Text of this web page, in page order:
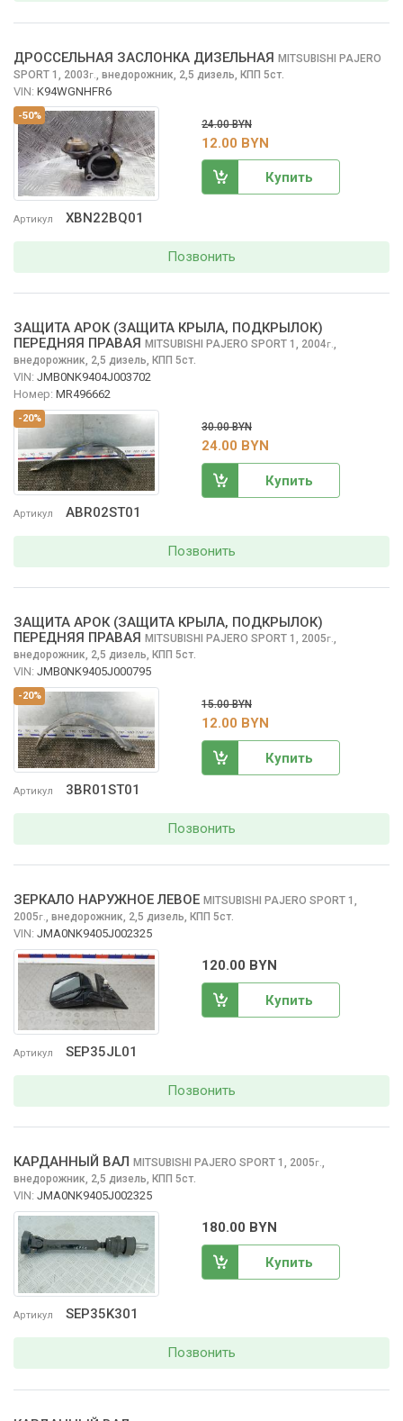
-50%
Артикул XBN22BQ01
ДРОССЕЛЬНАЯ ЗАСЛОНКА ДИЗЕЛЬНАЯ MITSUBISHI PAJERO
SPORT 1, 2003г. внедорожник, 2,5 дизель, КПП 5ст.
VIN: K94WGNHFR6
24.00 BYN
12.00 BYN
Купить
Позвонить
-20%
Артикул ABR02ST01
ЗАЩИТА АРОК (ЗАЩИТА КРЫЛА, ПОДКРЫЛОК)
ПЕРЕДНЯЯ ПРАВАЯ MITSUBISHI PAJERO SPORT 1, 2004г.,
внедорожник, 2,5 дизель, КПП 5ст.
VIN: JMB0NK9404J003702
Номер: MR496662
30.00 BYN
24.00 BYN
Купить
Позвонить
-20%
Артикул 3BR01ST01
ЗАЩИТА АРОК (ЗАЩИТА КРЫЛА, ПОДКРЫЛОК)
ПЕРЕДНЯЯ ПРАВАЯ
MITSUBISHI PAJERO SPORT 1, 2005г.,
внедорожник, 2,5 дизель, КПП 5ст.
VIN: JMB0NK9405J000795
15.00 BYN
12.00 BYN
Купить
Позвонить
Артикул SEP35JL01
ЗЕРКАЛО НАРУЖНОЕ ЛЕВОЕ MITSUBISHI PAJERO SPORT 1,
2005г., внедорожник, 2,5 дизель, КПП 5ст.
VIN: JMA0NK9405J002325
120.00 BYN
Купить
Позвонить
Артикул SEP35K301
КАРДАННЫЙ ВАЛ MITSUBISHI PAJERO SPORT 1, 2005г.,
внедорожник, 2,5 дизель, КПП 5ст.
VIN: JMA0NK9405J002325
180.00 BYN
Купить
Позвонить